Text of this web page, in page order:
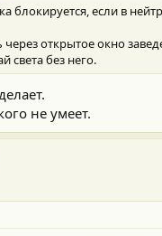
блокируется, если в
через открытое окно
света без него.
не умеет.